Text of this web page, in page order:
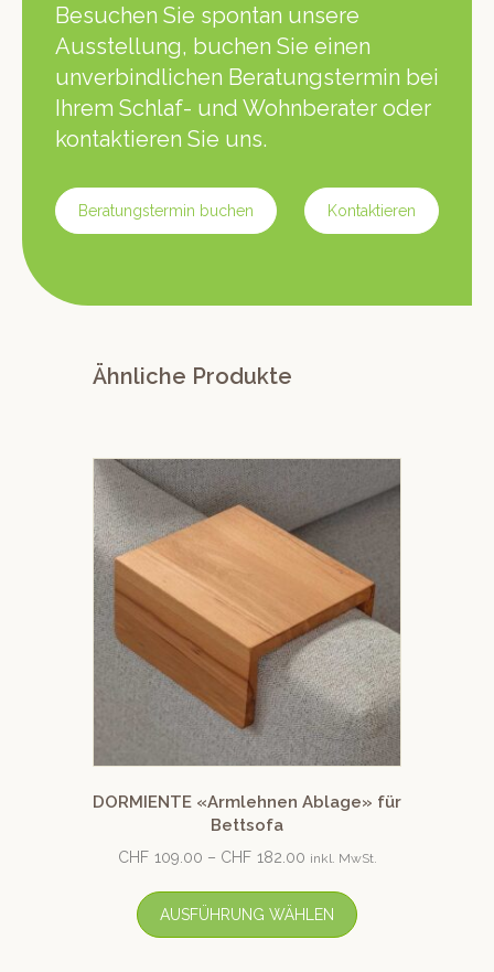
Besuchen Sie spontan unsere
Ausstellung, buchen Sie einen
unverbindlichen Beratungstermin bei
Ihrem Schlaf- und Wohnberater oder
kontaktieren Sie uns.
Beratungstermin buchen Kontaktieren
Ähnliche Produkte
DORMIENTE «Armlehnen Ablage» für
Bettsofa
CHF 109.00 – CHF 182.00 inkl. MwSt.
AUSFÜHRUNG WÄHLEN